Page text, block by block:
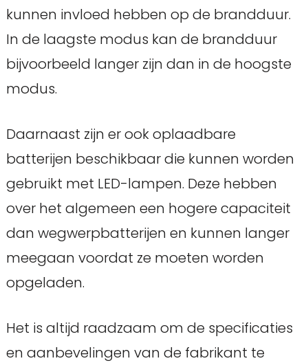
kunnen invloed hebben op de brandduur.
In de laagste modus kan de brandduur
bijvoorbeeld langer zijn dan in de hoogste
modus.
Daarnaast zijn er ook oplaadbare
batterijen beschikbaar die kunnen worden
gebruikt met LED-lampen. Deze hebben
over het algemeen een hogere capaciteit
dan wegwerpbatterijen en kunnen langer
meegaan voordat ze moeten worden
opgeladen.
Het is altijd raadzaam om de specificaties
en aanbevelingen van de fabrikant te